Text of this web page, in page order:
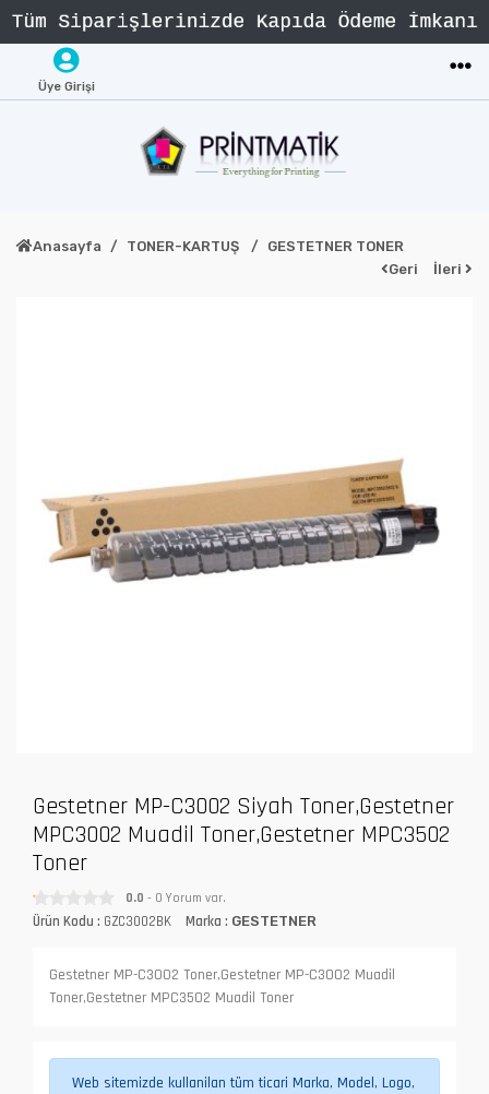
Üye Girişi
Anasayfa TONER-KARTUŞ
GESTETNER TONER
Geri
İleri
Gestetner MP-C3002 Siyah Toner,Gestetner
MPC3002 Muadil Toner,Gestetner MPC3502
Toner
0.0 - 0 Yorum var.
Ürün Kodu : GZC3002BK Marka : GESTETNER
Gestetner MP-C3002 Toner,Gestetner MP-C3002 Muadil
Toner,Gestetner MPC3502 Muadil Toner
Web sitemizde kullanilan tüm ticari Marka, Model, Logo,